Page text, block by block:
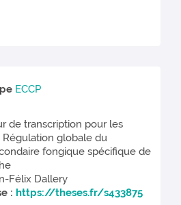
ECCP
de transcription pour les
globale du
fongique spécifique de
Félix Dallery
: https://theses.fr/s433875